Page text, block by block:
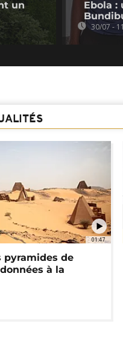
un
Ebola :
30/07 -
01:47
pyramides de
à la